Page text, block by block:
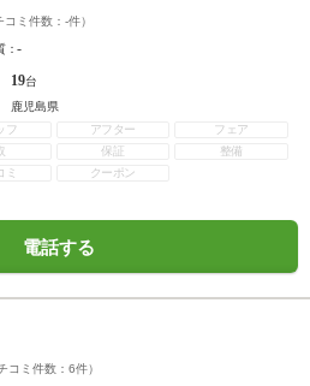
コミ件数： -件）
：-
19台
鹿児島県
フ
アフター
フェア
保証
整備
ミ
クーポン
電話する
コミ件数： 6件）